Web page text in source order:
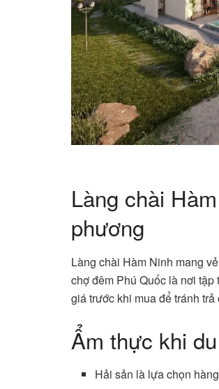
Làng chài
phương
Làng chài Hàm Ninh mang
chợ đêm Phú Quốc là nơi
giá trước khi mua để tránh
Ẩm thực khi
Hải sản là lựa chọn